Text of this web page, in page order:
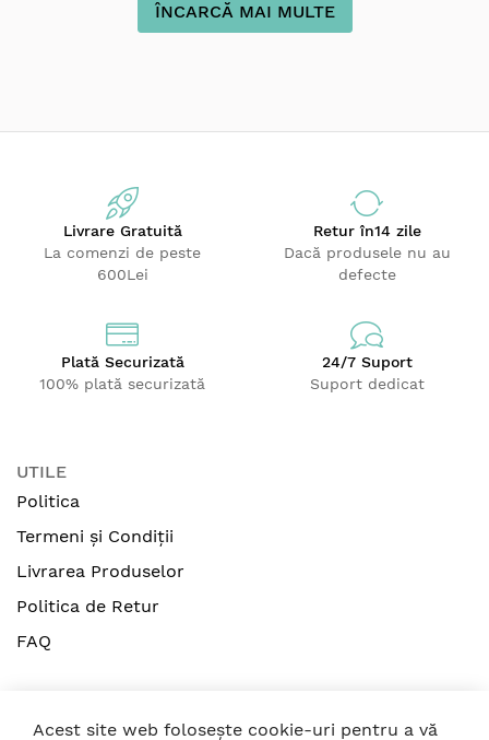
ÎNCARCĂ MAI MULTE
Livrare Gratuită
La comenzi de peste
600Lei
Returîn14 zile
Dacă produsele nu au
defecte
Plată Securizată
100% plată securizată
24/7 Suport
Suport dedicat
UTILE
Politica
Termeni și Condiții
Livrarea Produselor
Politica de Retur
FAQ
Acest site web folosește cookie-uri pentru a vă